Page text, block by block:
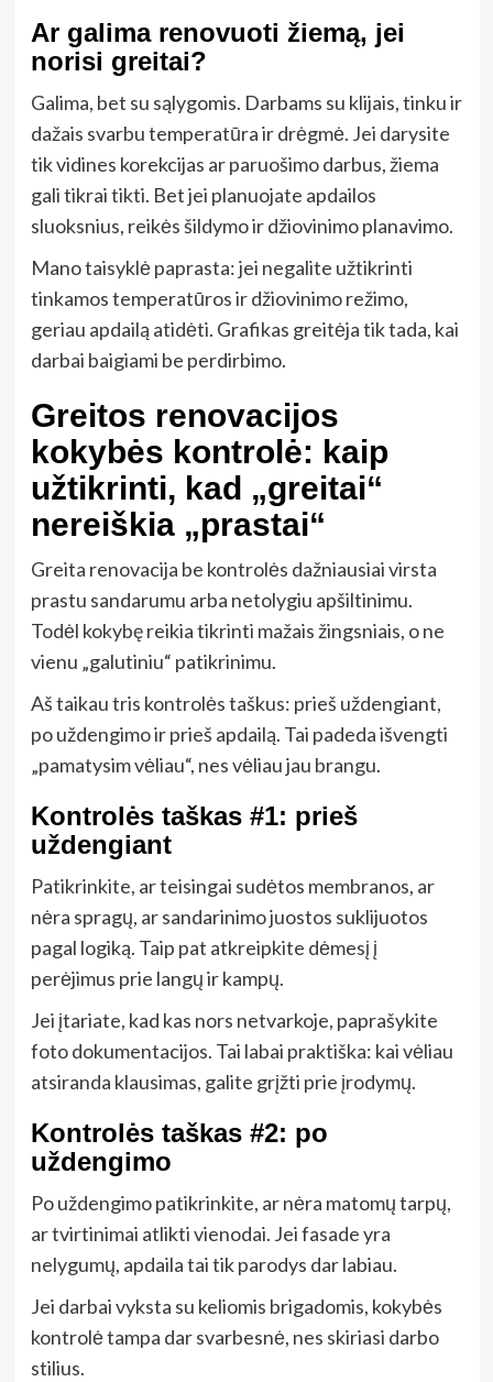
Ar galima renovuoti žiemą, jei
norisi greitai?
Galima, bet su sąlygomis. Darbams su klijais, tinku ir
dažais svarbu temperatūra ir drėgmė. Jei darysite
tik vidines korekcijas ar paruošimo darbus, žiema
gali tikrai tikti. Bet jei planuojate apdailos
sluoksnius, reikės šildymo ir džiovinimo planavimo.
Mano taisyklė paprasta: jei negalite užtikrinti
tinkamos temperatūros ir džiovinimo režimo,
geriau apdailą atidėti. Grafikas greitėja tik tada, kai
darbai baigiami be perdirbimo.
Greitos renovacijos
kokybės kontrolė: kaip
užtikrinti, kad „greitai“
nereiškia „prastai“
Greita renovacija be kontrolės dažniausiai virsta
prastu sandarumu arba netolygiu apšiltinimu.
Todėl kokybę reikia tikrinti mažais žingsniais, o ne
vienu „galutiniu“ patikrinimu.
Aš taikau tris kontrolės taškus: prieš uždengiant,
po uždengimo ir prieš apdailą. Tai padeda išvengti
„pamatysim vėliau“, nes vėliau jau brangu.
Kontrolės taškas #1: prieš
uždengiant
Patikrinkite, ar teisingai sudėtos membranos, ar
nėra spragų, ar sandarinimo juostos suklijuotos
pagal logiką. Taip pat atkreipkite dėmesį į
perėjimus prie langų ir kampų.
Jei įtariate, kad kas nors netvarkoje, paprašykite
foto dokumentacijos. Tai labai praktiška: kai vėliau
atsiranda klausimas, galite grįžti prie įrodymų.
Kontrolės taškas #2: po
uždengimo
Po uždengimo patikrinkite, ar nėra matomų tarpų,
ar tvirtinimai atlikti vienodai. Jei fasade yra
nelygumų, apdaila tai tik parodys dar labiau.
Jei darbai vyksta su keliomis brigadomis, kokybės
kontrolė tampa dar svarbesnė, nes skiriasi darbo
stilius.